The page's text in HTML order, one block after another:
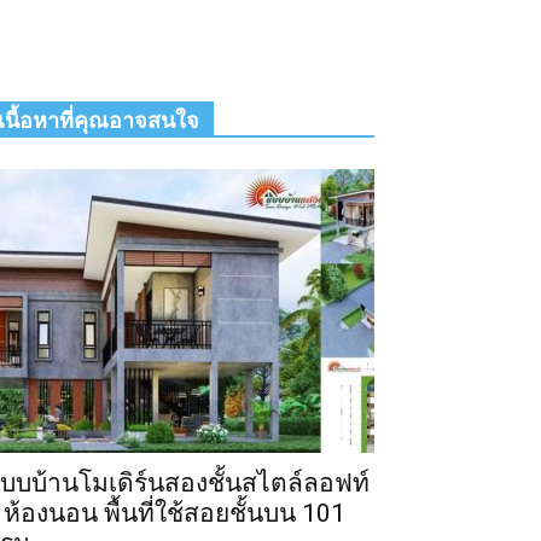
นื้อหาที่คุณอาจสนใจ
บบ้านโมเดิร์นสองชั้นสไตล์ลอฟท์
ห้องนอน พื้นที่ใช้สอยชั้นบน 101